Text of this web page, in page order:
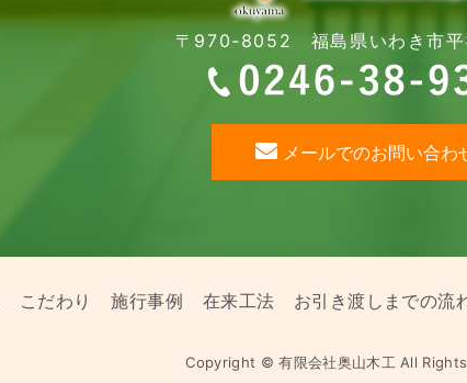
〒970-8052 福島県いわき市平
メールでのお問い合わ
こだわり 施行事例 在来工法 お引き渡しまでの流
Copyright © 有限会社奥山木工 All